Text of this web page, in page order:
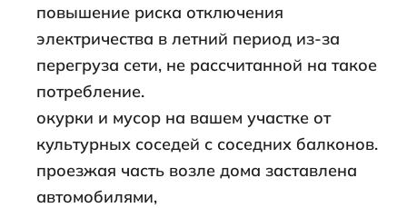
повышение риска отключения
электричества в летний период из-за
перегруза сети, не рассчитанной на такое
потребление.
окурки и мусор на вашем участке от
культурных соседей с соседних балконов.
проезжая часть возле дома заставлена
автомобилями,